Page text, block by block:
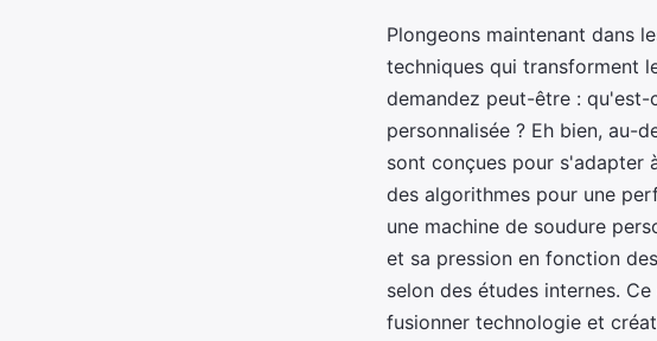
Plongeons maintenant dans
techniques qui transforment
demandez peut-être : qu'est-
personnalisée ? Eh bien, au-
sont conçues pour s'adapter
des algorithmes pour une
une machine de soudure
et sa pression en fonction
selon des études internes.
fusionner technologie et